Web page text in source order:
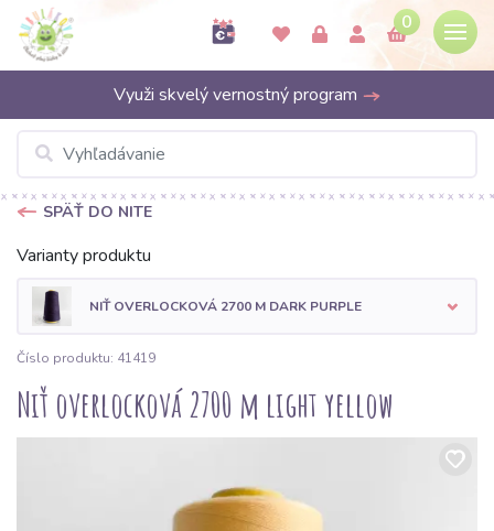
0
Využi skvelý vernostný program
SPÄŤ DO NITE
Varianty produktu
NIŤ OVERLOCKOVÁ 2700 M DARK PURPLE
Číslo produktu: 41419
Niť overlocková 2700 m light yellow